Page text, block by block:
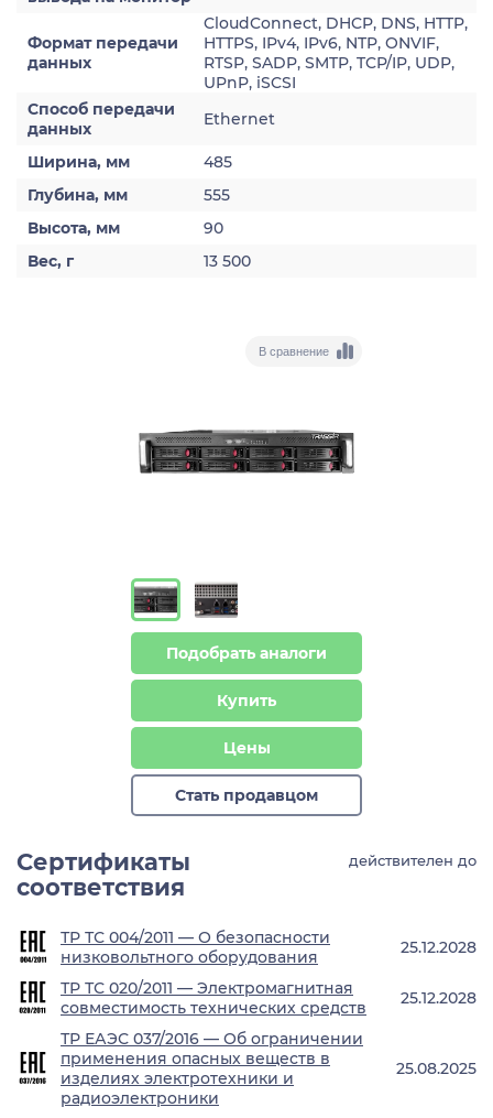
Формат передачи
данных
CloudConnect, DHCP, DNS, HTTP,
HTTPS, IPv4, IPv6, NTP, ONVIF,
RTSP, SADP, SMTP, TCP/IP, UDP,
UPnP, iSCSI
Способ передачи
данных
Ethernet
Ширина, мм
485
Глубина, мм
555
Высота, мм
90
Вес, г
13 500
В сравнение
Подобрать аналоги
Купить
Цены
Стать продавцом
Сертификаты
соответствия
действителен до
ТР ТС 004/2011 — О безопасности
низковольтного оборудования
25.12.2028
ТР ТС 020/2011 — Электромагнитная
совместимость технических средств
25.12.2028
ТР ЕАЭС 037/2016 — Об ограничении
применения опасных веществ в
изделиях электротехники и
радиоэлектроники
25.08.2025